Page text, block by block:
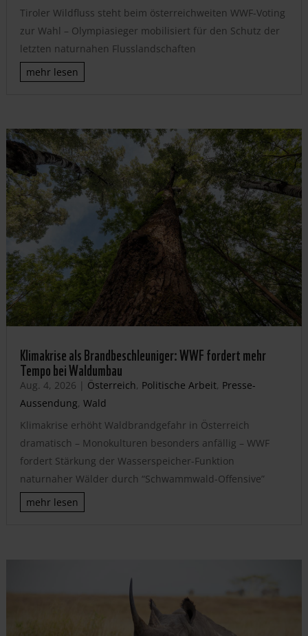
Tiroler Wildfluss steht beim österreichweiten WWF-Voting
zur Wahl – Olympiasieger mobilisiert für den Schutz der
letzten naturnahen Flusslandschaften
mehr lesen
Klimakrise als Brandbeschleuniger: WWF fordert mehr
Tempo bei Waldumbau
Aug. 4, 2026 | Österreich, Politische Arbeit, Presse-
Aussendung, Wald
Klimakrise erhöht Waldbrandgefahr in Österreich
dramatisch – Monokulturen besonders anfällig – WWF
fordert Stärkung der Wasserspeicher-Funktion
naturnaher Wälder durch “Schwammwald-Offensive”
mehr lesen